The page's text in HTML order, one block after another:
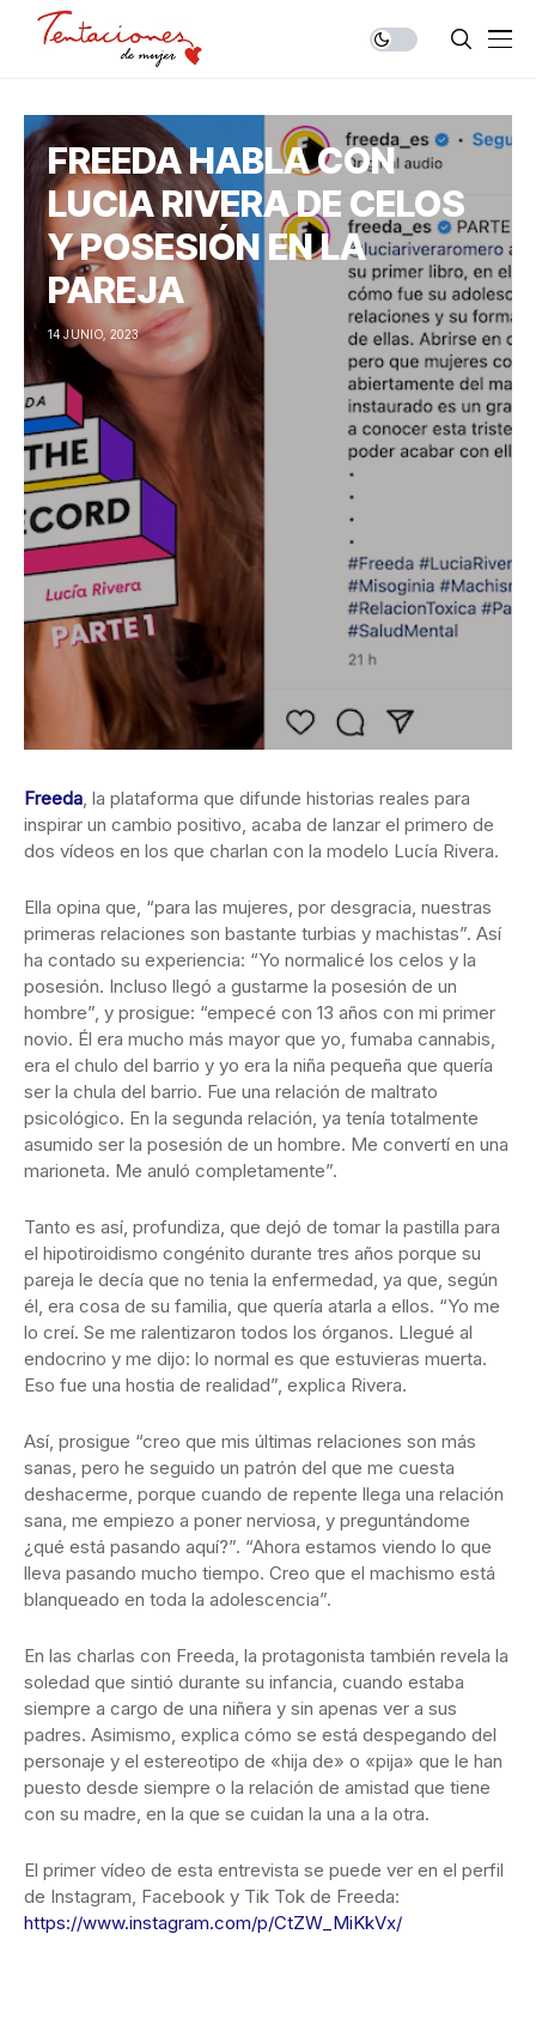
FREEDA HABLA CON
LUCIA RIVERA DE CELOS
Y POSESIÓN EN LA
PAREJA
14 JUNIO, 2023
Freeda, la plataforma que difunde historias reales para
inspirar un cambio positivo, acaba de lanzar el primero de
dos vídeos en los que charlan con la modelo Lucía Rivera.
Ella opina que, “para las mujeres, por desgracia, nuestras
primeras relaciones son bastante turbias y machistas”. Así
ha contado su experiencia: “Yo normalicé los celos y la
posesión. Incluso llegó a gustarme la posesión de un
hombre”, y prosigue: “empecé con 13 años con mi primer
novio. Él era mucho más mayor que yo, fumaba cannabis,
era el chulo del barrio y yo era la niña pequeña que quería
ser la chula del barrio. Fue una relación de maltrato
psicológico. En la segunda relación, ya tenía totalmente
asumido ser la posesión de un hombre. Me convertí en una
marioneta. Me anuló completamente”.
Tanto es así, profundiza, que dejó de tomar la pastilla para
el hipotiroidismo congénito durante tres años porque su
pareja le decía que no tenia la enfermedad, ya que, según
él, era cosa de su familia, que quería atarla a ellos. “Yo me
lo creí. Se me ralentizaron todos los órganos. Llegué al
endocrino y me dijo: lo normal es que estuvieras muerta.
Eso fue una hostia de realidad”, explica Rivera.
Así, prosigue “creo que mis últimas relaciones son más
sanas, pero he seguido un patrón del que me cuesta
deshacerme, porque cuando de repente llega una relación
sana, me empiezo a poner nerviosa, y preguntándome
¿qué está pasando aquí?”. “Ahora estamos viendo lo que
lleva pasando mucho tiempo. Creo que el machismo está
blanqueado en toda la adolescencia”.
En las charlas con Freeda, la protagonista también revela la
soledad que sintió durante su infancia, cuando estaba
siempre a cargo de una niñera y sin apenas ver a sus
padres. Asimismo, explica cómo se está despegando del
personaje y el estereotipo de «hija de» o «pija» que le han
puesto desde siempre o la relación de amistad que tiene
con su madre, en la que se cuidan la una a la otra.
El primer vídeo de esta entrevista se puede ver en el perfil
de Instagram, Facebook y Tik Tok de Freeda:
https://www.instagram.com/p/CtZW_MiKkVx/